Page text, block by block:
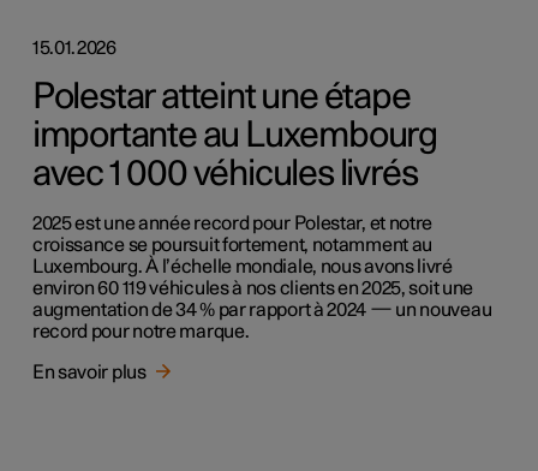
15.01.2026
Polestar atteint une étape
importante au Luxembourg
avec 1 000 véhicules livrés
2025 est une année record pour Polestar, et notre
croissance se poursuit fortement, notamment au
Luxembourg. À l’échelle mondiale, nous avons livré
environ 60 119 véhicules à nos clients en 2025, soit une
augmentation de 34 % par rapport à 2024 — un nouveau
record pour notre marque.
En savoir plus